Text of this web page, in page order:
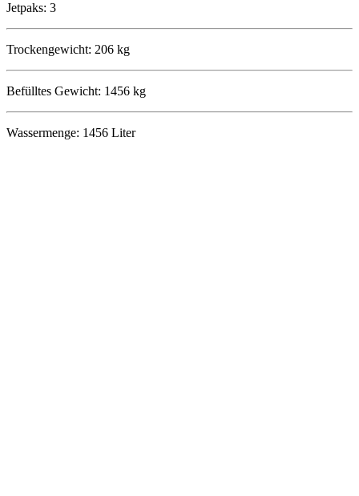
Jetpaks: 3
Trockengewicht: 206 kg
Befülltes Gewicht: 1456 kg
Wassermenge: 1456 Liter